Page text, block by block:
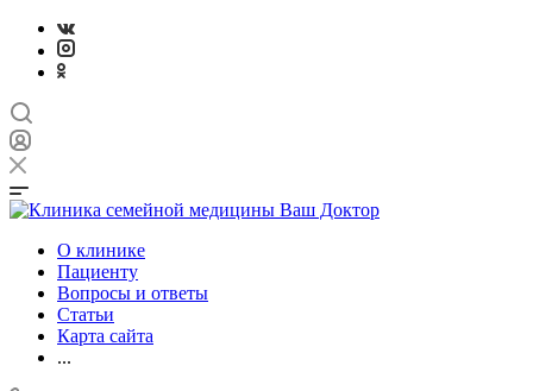
О клинике
Пациенту
Вопросы и ответы
Статьи
Карта сайта
...